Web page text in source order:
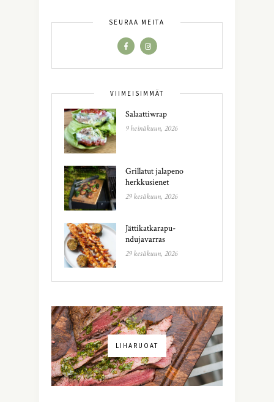
SEURAA MEITÄ
VIIMEISIMMÄT
Salaattiwrap
9 heinäkuun, 2026
Grillatut jalapeno
herkkusienet
29 kesäkuun, 2026
Jättikatkarapu-
ndujavarras
29 kesäkuun, 2026
LIHARUOAT